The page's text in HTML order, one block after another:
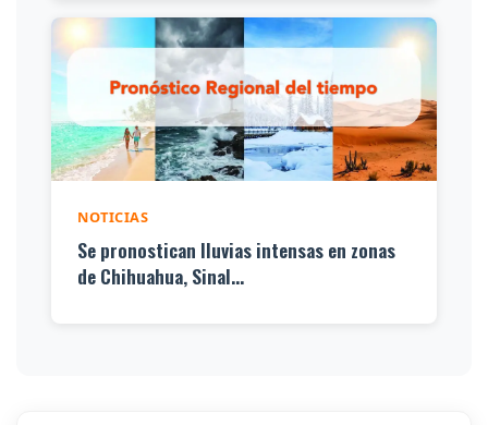
NOTICIAS
Se pronostican lluvias intensas en zonas
de Chihuahua, Sinal...